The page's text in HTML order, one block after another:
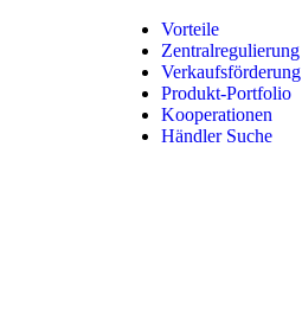
Vorteile
Zentralregulierung
Verkaufsförderung
Produkt-Portfolio
Kooperationen
Händler Suche